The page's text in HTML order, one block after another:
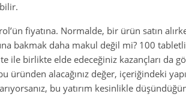
fiyatına. Normalde, bir ürün satın
bakmak daha makul değil mi? 100
ile birlikte elde edeceğiniz kazançları da
üründen alacağınız değer, içeriğindeki
bu yatırım kesinlikle